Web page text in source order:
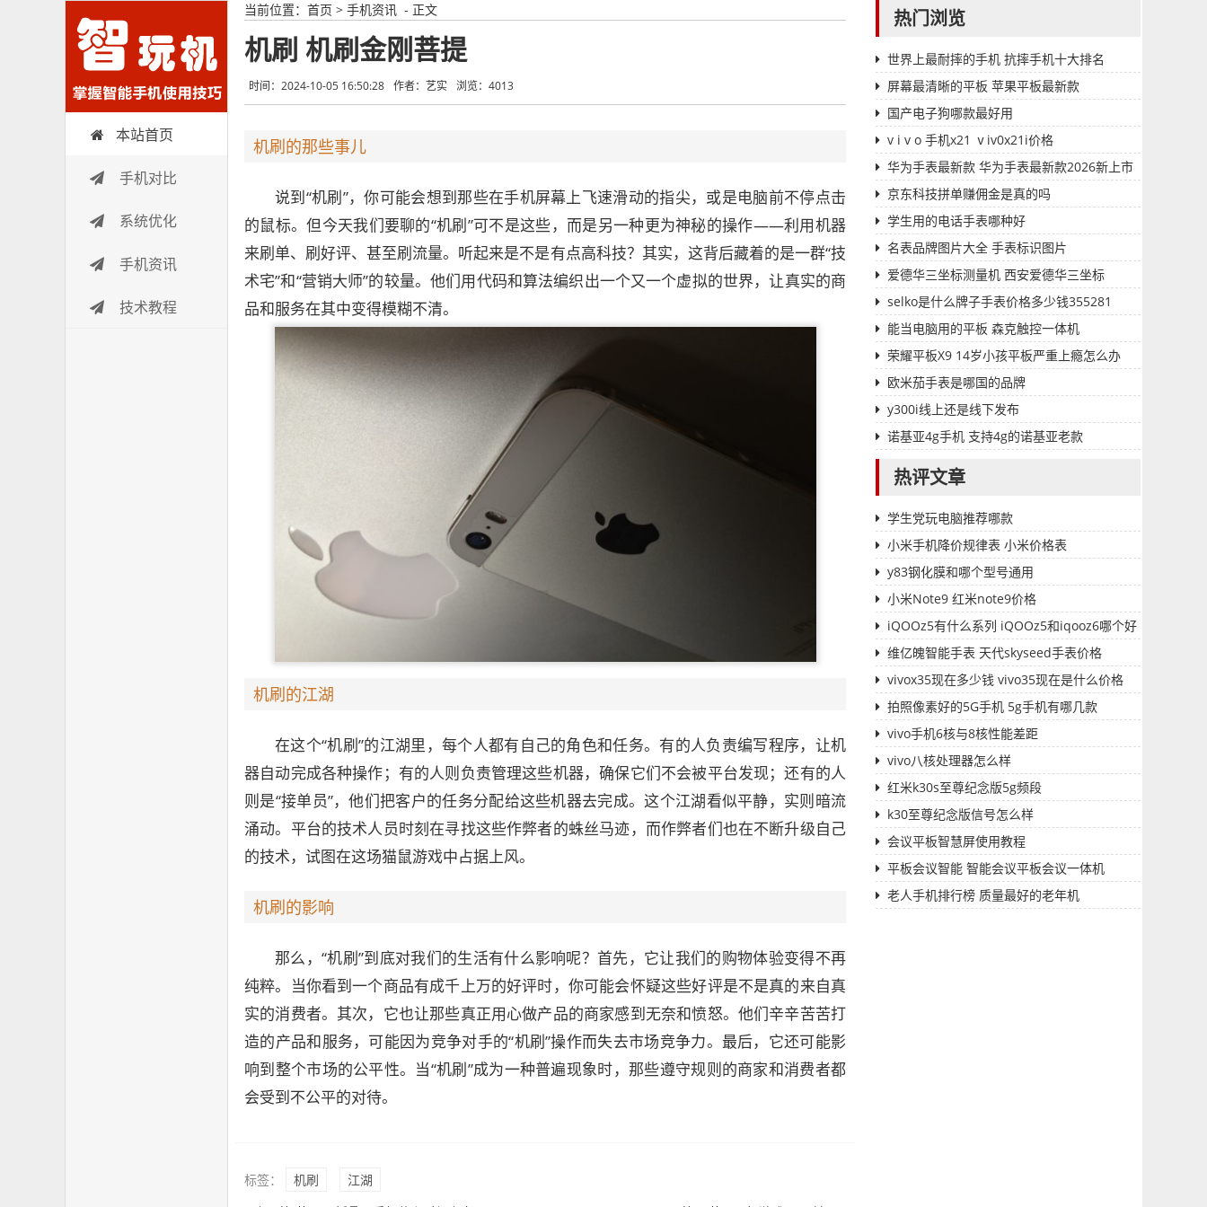
智玩机 本站首页
手机对比
系统优化
手机资讯
技术教程
当前位置： 首页 > 手机资讯 - 正文
机刷 机刷金刚菩提
时间：2024-10-05 16:50:28 作者：艺实 浏览：4013
机刷的那些事儿
说到“机刷”，你可能会想到那些在手机屏幕上飞速滑动的指尖，或是电脑前不停点击
的鼠标。但今天我们要聊的“机刷”可不是这些，而是另一种更为神秘的操作——利用机器
来刷单、刷好评、甚至刷流量。听起来是不是有点高科技？其实，这背后藏着的是一群“技
术宅”和“营销大师”的较量。他们用代码和算法编织出一个又一个虚拟的世界，让真实的商
品和服务在其中变得模糊不清。
机刷的江湖
在这个“机刷”的江湖里，每个人都有自己的角色和任务。有的人负责编写程序，让机
器自动完成各种操作；有的人则负责管理这些机器，确保它们不会被平台发现；还有的人
则是“接单员”，他们把客户的任务分配给这些机器去完成。这个江湖看似平静，实则暗流
涌动。平台的技术人员时刻在寻找这些作弊者的蛛丝马迹，而作弊者们也在不断升级自己
的技术，试图在这场猫鼠游戏中占据上风。
机刷的影响
那么，“机刷”到底对我们的生活有什么影响呢？首先，它让我们的购物体验变得不再
纯粹。当你看到一个商品有成千上万的好评时，你可能会怀疑这些好评是不是真的来自真
实的消费者。其次，它也让那些真正用心做产品的商家感到无奈和愤怒。他们辛辛苦苦打
造的产品和服务，可能因为竞争对手的“机刷”操作而失去市场竞争力。最后，它还可能影
响到整个市场的公平性。当“机刷”成为一种普遍现象时，那些遵守规则的商家和消费者都
会受到不公平的对待。
标签： 机刷
江湖
热门浏览
世界上最耐摔的手机 抗摔手机十大排名
屏幕最清晰的平板 苹果平板最新款
国产电子狗哪款最好用
v i v o 手机x21 ⅴiv0x21i价格
华为手表最新款 华为手表最新款2026新上市
多少钱一个
京东科技拼单赚佣金是真的吗
学生用的电话手表哪种好
名表品牌图片大全 手表标识图片
爱德华三坐标测量机 西安爱德华三坐标
selko是什么牌子手表价格多少钱355281
能当电脑用的平板 森克触控一体机
荣耀平板X9 14岁小孩平板严重上瘾怎么办
欧米茄手表是哪国的品牌
y300i线上还是线下发布
诺基亚4g手机 支持4g的诺基亚老款
热评文章
学生党玩电脑推荐哪款
小米手机降价规律表 小米价格表
y83钢化膜和哪个型号通用
小米Note9 红米note9价格
iQOOz5有什么系列 iQOOz5和iqooz6哪个好
维亿魄智能手表 天代skyseed手表价格
vivox35现在多少钱 vivo35现在是什么价格
拍照像素好的5G手机 5g手机有哪几款
vivo手机6核与8核性能差距
vivo八核处理器怎么样
红米k30s至尊纪念版5g频段
k30至尊纪念版信号怎么样
会议平板智慧屏使用教程
平板会议智能 智能会议平板会议一体机
老人手机排行榜 质量最好的老年机